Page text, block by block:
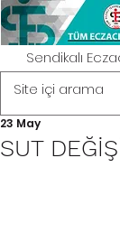
Sendikalı
SUT
23 May